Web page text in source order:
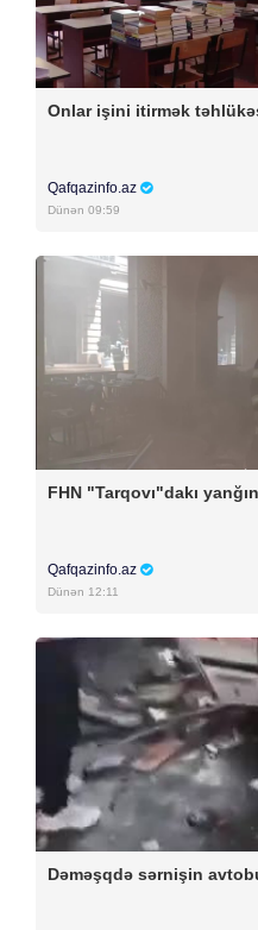
Onlar işini itirmək
Qafqazinfo.az
Dünən 09:59
FHN "Tarqovı"dakı
Qafqazinfo.az
Dünən 12:11
Dəməşqdə sərnişin